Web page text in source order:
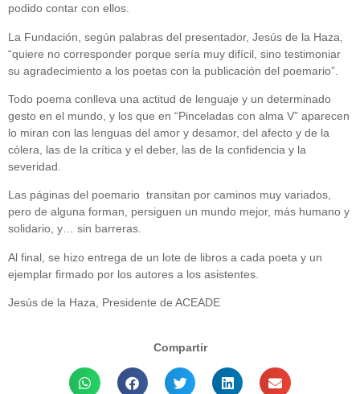
podido contar con ellos.
La Fundación, según palabras del presentador, Jesús de la Haza,
“quiere no corresponder porque sería muy difícil, sino testimoniar
su agradecimiento a los poetas con la publicación del poemario”.
Todo poema conlleva una actitud de lenguaje y un determinado
gesto en el mundo, y los que en “Pinceladas con alma V” aparecen
lo miran con las lenguas del amor y desamor, del afecto y de la
cólera, las de la crítica y el deber, las de la confidencia y la
severidad.
Las páginas del poemario transitan por caminos muy variados,
pero de alguna forman, persiguen un mundo mejor, más humano y
solidario, y… sin barreras.
Al final, se hizo entrega de un lote de libros a cada poeta y un
ejemplar firmado por los autores a los asistentes.
Jesús de la Haza, Presidente de ACEADE
Compartir